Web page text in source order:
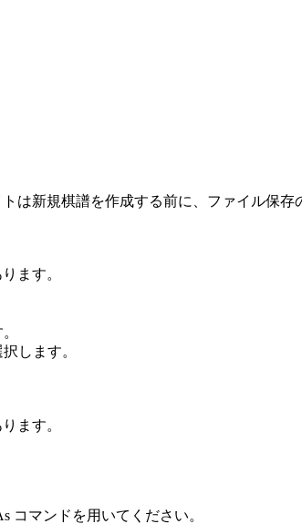
は新規棋譜を作成する前に、ファイル保存
ます。
します。
ます。
コマンドを用いてください。